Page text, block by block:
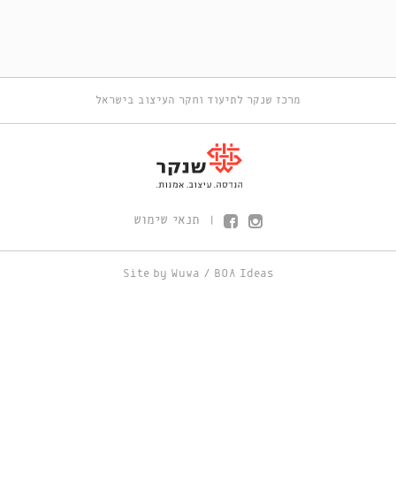
מרכז שנקר לתיעוד וחקר העיצוב בישראל
תנאי שימוש
Site by Wuwa / BOA Ideas